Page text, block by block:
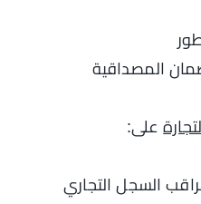
المصداقية
على:
السجل التجاري